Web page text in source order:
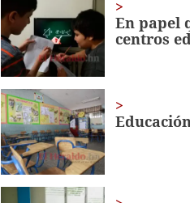
minute,
56
secondsVolume
0%
En papel
centros